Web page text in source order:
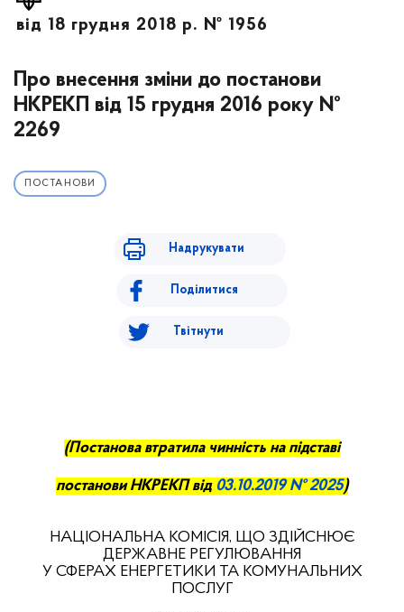
від 18 грудня 2018 р. № 1956
Про внесення зміни до постанови
НКРЕКП від 15 грудня 2016 року №
2269
ПОСТАНОВИ
Надрукувати
Поділитися
Твітнути
(Постанова втратила чинність на підставі
постанови НКРЕКПвід 03.10.2019 № 2025)
НАЦІОНАЛЬНА КОМІСІЯ, ЩО ЗДІЙСНЮЄ
ДЕРЖАВНЕ РЕГУЛЮВАННЯ
У СФЕРАХ ЕНЕРГЕТИКИ ТА КОМУНАЛЬНИХ
ПОСЛУГ